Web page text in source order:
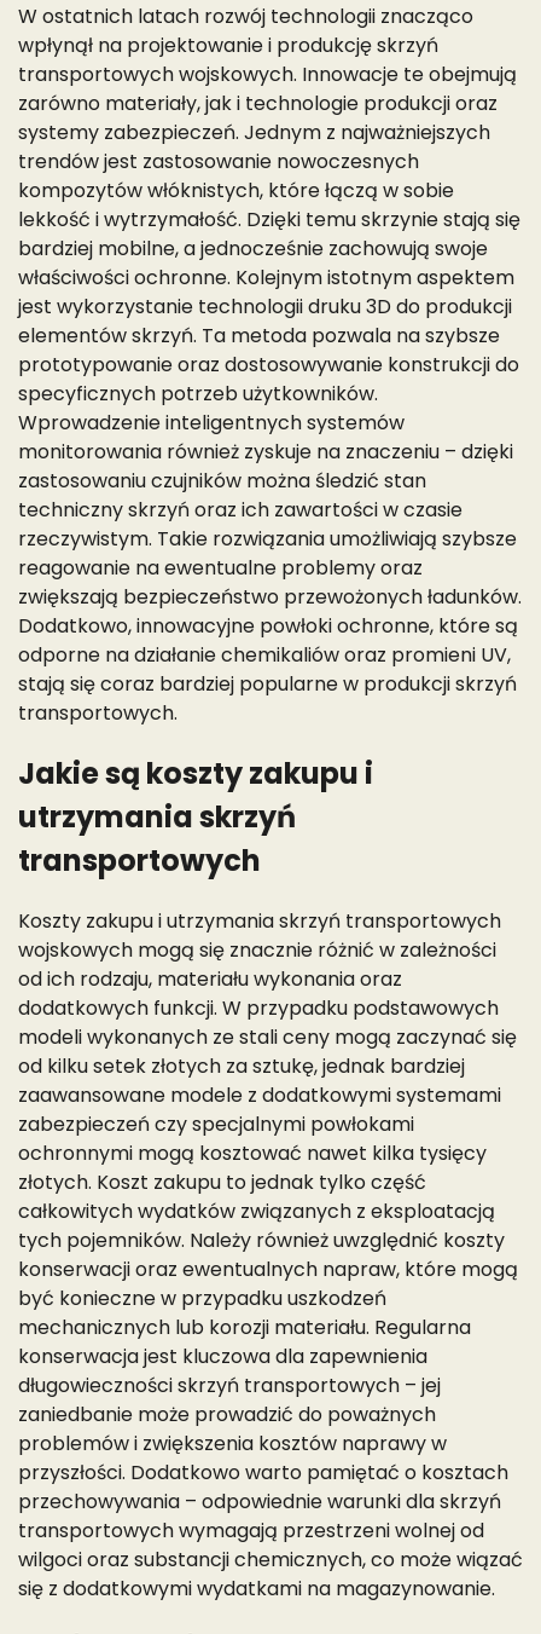
W ostatnich latach rozwój technologii znacząco
wpłynął na projektowanie i produkcję skrzyń
transportowych wojskowych. Innowacje te obejmują
zarówno materiały, jak i technologie produkcji oraz
systemy zabezpieczeń. Jednym z najważniejszych
trendów jest zastosowanie nowoczesnych
kompozytów włóknistych, które łączą w sobie
lekkość i wytrzymałość. Dzięki temu skrzynie stają się
bardziej mobilne, a jednocześnie zachowują swoje
właściwości ochronne. Kolejnym istotnym aspektem
jest wykorzystanie technologii druku 3D do produkcji
elementów skrzyń. Ta metoda pozwala na szybsze
prototypowanie oraz dostosowywanie konstrukcji do
specyficznych potrzeb użytkowników.
Wprowadzenie inteligentnych systemów
monitorowania również zyskuje na znaczeniu – dzięki
zastosowaniu czujników można śledzić stan
techniczny skrzyń oraz ich zawartości w czasie
rzeczywistym. Takie rozwiązania umożliwiają szybsze
reagowanie na ewentualne problemy oraz
zwiększają bezpieczeństwo przewożonych ładunków.
Dodatkowo, innowacyjne powłoki ochronne, które są
odporne na działanie chemikaliów oraz promieni UV,
stają się coraz bardziej popularne w produkcji skrzyń
transportowych.
Jakie są koszty zakupu i
utrzymania skrzyń
transportowych
Koszty zakupu i utrzymania skrzyń transportowych
wojskowych mogą się znacznie różnić w zależności
od ich rodzaju, materiału wykonania oraz
dodatkowych funkcji. W przypadku podstawowych
modeli wykonanych ze stali ceny mogą zaczynać się
od kilku setek złotych za sztukę, jednak bardziej
zaawansowane modele z dodatkowymi systemami
zabezpieczeń czy specjalnymi powłokami
ochronnymi mogą kosztować nawet kilka tysięcy
złotych. Koszt zakupu to jednak tylko część
całkowitych wydatków związanych z eksploatacją
tych pojemników. Należy również uwzględnić koszty
konserwacji oraz ewentualnych napraw, które mogą
być konieczne w przypadku uszkodzeń
mechanicznych lub korozji materiału. Regularna
konserwacja jest kluczowa dla zapewnienia
długowieczności skrzyń transportowych – jej
zaniedbanie może prowadzić do poważnych
problemów i zwiększenia kosztów naprawy w
przyszłości. Dodatkowo warto pamiętać o kosztach
przechowywania – odpowiednie warunki dla skrzyń
transportowych wymagają przestrzeni wolnej od
wilgoci oraz substancji chemicznych, co może wiązać
się z dodatkowymi wydatkami na magazynowanie.